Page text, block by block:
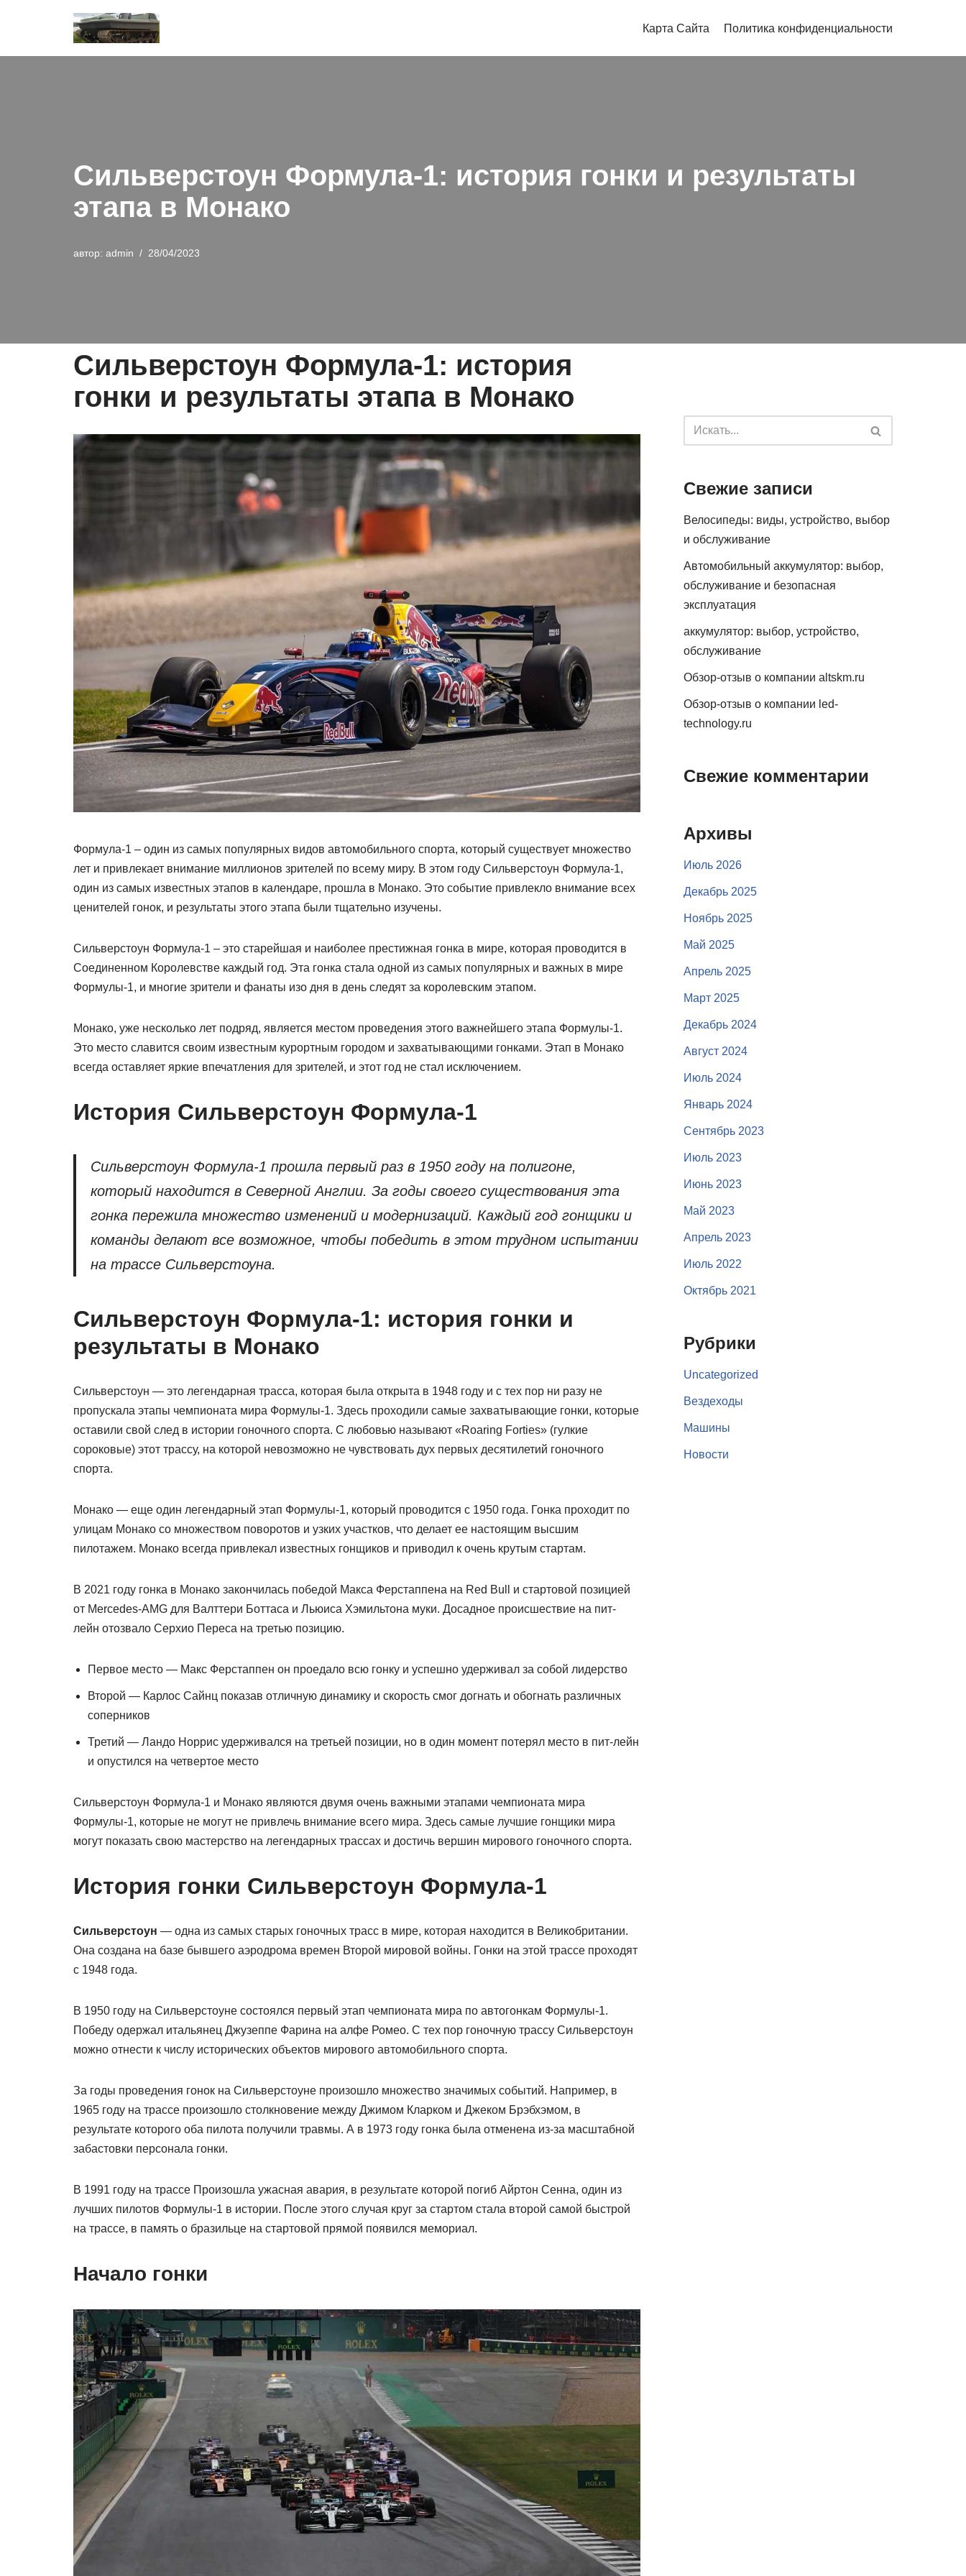
к
Карта Сайта Политика конфиденциальности
Сильверстоун Формула-1: история гонки и результаты
этапа в Монако
автор: admin 28/04/2023
Сильверстоун Формула-1: история
гонки и результаты этапа в Монако
Формула-1 – один из самых популярных видов автомобильного спорта, который существует множество
лет и привлекает внимание миллионов зрителей по всему миру. В этом году Сильверстоун Формула-1,
один из самых известных этапов в календаре, прошла в Монако. Это событие привлекло внимание всех
ценителей гонок, и результаты этого этапа были тщательно изучены.
Сильверстоун Формула-1 – это старейшая и наиболее престижная гонка в мире, которая проводится в
Соединенном Королевстве каждый год. Эта гонка стала одной из самых популярных и важных в мире
Формулы-1, и многие зрители и фанаты изо дня в день следят за королевским этапом.
Монако, уже несколько лет подряд, является местом проведения этого важнейшего этапа Формулы-1.
Это место славится своим известным курортным городом и захватывающими гонками. Этап в Монако
всегда оставляет яркие впечатления для зрителей, и этот год не стал исключением.
История Сильверстоун Формула-1
Сильверстоун Формула-1 прошла первый раз в 1950 году на полигоне,
который находится в Северной Англии. За годы своего существования эта
гонка пережила множество изменений и модернизаций. Каждый год гонщики и
команды делают все возможное, чтобы победить в этом трудном испытании
на трассе Сильверстоуна.
Сильверстоун Формула-1: история гонки и
результаты в Монако
Сильверстоун — это легендарная трасса, которая была открыта в 1948 году и с тех пор ни разу не
пропускала этапы чемпионата мира Формулы-1. Здесь проходили самые захватывающие гонки, которые
оставили свой след в истории гоночного спорта. С любовью называют «Roaring Forties» (гулкие
сороковые) этот трассу, на которой невозможно не чувствовать дух первых десятилетий гоночного
спорта.
Монако — еще один легендарный этап Формулы-1, который проводится с 1950 года. Гонка проходит по
улицам Монако со множеством поворотов и узких участков, что делает ее настоящим высшим
пилотажем. Монако всегда привлекал известных гонщиков и приводил к очень крутым стартам.
В 2021 году гонка в Монако закончилась победой Макса Ферстаппена на Red Bull и стартовой позицией
от Mercedes-AMG для Валттери Боттаса и Льюиса Хэмильтона муки. Досадное происшествие на пит-
лейн отозвало Серхио Переса на третью позицию.
Первое место — Макс Ферстаппен он проедало всю гонку и успешно удерживал за собой лидерство
Второй — Карлос Сайнц показав отличную динамику и скорость смог догнать и обогнать различных
соперников
Третий — Ландо Норрис удерживался на третьей позиции, но в один момент потерял место в пит-лейн
и опустился на четвертое место
Сильверстоун Формула-1 и Монако являются двумя очень важными этапами чемпионата мира
Формулы-1, которые не могут не привлечь внимание всего мира. Здесь самые лучшие гонщики мира
могут показать свою мастерство на легендарных трассах и достичь вершин мирового гоночного спорта.
История гонки Сильверстоун Формула-1
Сильверстоун — одна из самых старых гоночных трасс в мире, которая находится в Великобритании.
Она создана на базе бывшего аэродрома времен Второй мировой войны. Гонки на этой трассе проходят
с 1948 года.
В 1950 году на Сильверстоуне состоялся первый этап чемпионата мира по автогонкам Формулы-1.
Победу одержал итальянец Джузеппе Фарина на алфе Ромео. С тех пор гоночную трассу Сильверстоун
можно отнести к числу исторических объектов мирового автомобильного спорта.
За годы проведения гонок на Сильверстоуне произошло множество значимых событий. Например, в
1965 году на трассе произошло столкновение между Джимом Кларком и Джеком Брэбхэмом, в
результате которого оба пилота получили травмы. А в 1973 году гонка была отменена из-за масштабной
забастовки персонала гонки.
В 1991 году на трассе Произошла ужасная авария, в результате которой погиб Айртон Сенна, один из
лучших пилотов Формулы-1 в истории. После этого случая круг за стартом стала второй самой быстрой
на трассе, в память о бразильце на стартовой прямой появился мемориал.
Начало гонки
Свежие записи
Велосипеды: виды, устройство, выбор
и обслуживание
Автомобильный аккумулятор: выбор,
обслуживание и безопасная
эксплуатация
аккумулятор: выбор, устройство,
обслуживание
Обзор-отзыв о компании altskm.ru
Обзор-отзыв о компании led-
technology.ru
Свежие комментарии
Архивы
Июль 2026
Декабрь 2025
Ноябрь 2025
Май 2025
Апрель 2025
Март 2025
Декабрь 2024
Август 2024
Июль 2024
Январь 2024
Сентябрь 2023
Июль 2023
Июнь 2023
Май 2023
Апрель 2023
Июль 2022
Октябрь 2021
Рубрики
Uncategorized
Вездеходы
Машины
Новости